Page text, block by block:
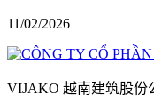
11/02/2026
VIJAKO 越南建筑股份